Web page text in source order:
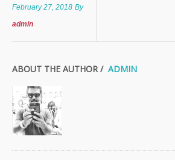
February 27, 2018 By
admin
ABOUT THE AUTHOR / ADMIN